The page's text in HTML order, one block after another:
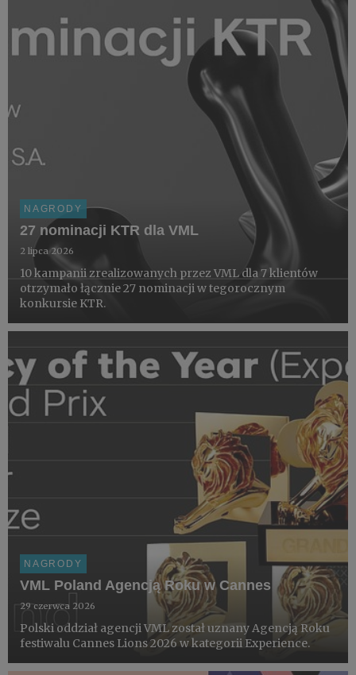
NAGRODY
27 nominacji KTR dla VML
2 lipca 2026
10 kampanii zrealizowanych przez VML dla 7 klientów
otrzymało łącznie 27 nominacji w tegorocznym
konkursie KTR.
NAGRODY
VML Poland Agencją Roku w Cannes
29 czerwca 2026
Polski oddział agencji VML został uznany Agencją Roku
festiwalu Cannes Lions 2026 w kategorii Experience.